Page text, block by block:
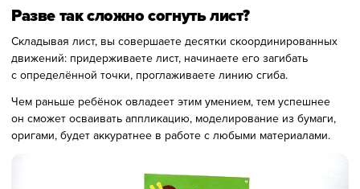
Разве так сложно согнуть лист?
Складывая лист, вы совершаете десятки скоординированных
движений: придерживаете лист, начинаете его загибать
с определённой точки, проглаживаете линию сгиба.
Чем раньше ребёнок овладеет этим умением, тем успешнее
он сможет осваивать аппликацию, моделирование из бумаги,
оригами, будет аккуратнее в работе с любыми материалами.